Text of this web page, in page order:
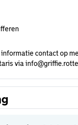
informatie contact op
via